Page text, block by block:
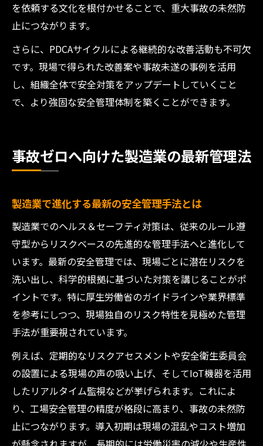
を依頼する文化を根付かせることで、重大事故の未然防
止につながります。
さらに、PDCAサイクルによる継続的な改善活動も不可欠
です。現場で得られた改善案や事故未遂の事例を活用
し、組織全体で安全対策をアップデートしていくこと
で、より強固な安全管理体制を築くことができます。
事故ゼロへ向けた製造業の最新管理法
製造業で進化する最新の安全管理手法とは
製造業でのヘルス＆セーフティ対策は、従来のルール遵
守型からリスクベースの先進的な管理手法へと進化して
います。最新の安全管理では、現場ごとに潜在リスクを
洗い出し、科学的根拠に基づいた対策を講じることがポ
イントです。特に厚生労働省のガイドラインや業界標準
を参考にしつつ、現場独自のリスク特性を見極めた管理
手法が重要視されています。
例えば、定期的なリスクアセスメントや安全衛生委員会
の設置による現場の声の吸い上げ、そしてIoT機器を活用
したリアルタイム監視などが挙げられます。これによ
り、工場安全管理の精度が格段に高まり、事故の未然防
止につながります。導入初期は現場の混乱やコスト増加